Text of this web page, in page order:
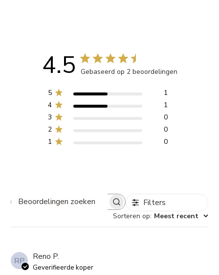
4.5 Gebaseerd op 2 beoordelingen
5
1
4
1
3
0
2
0
1
0
Beoordelingen zoekenFilters
Sorteren op: Meest recent
RP Reno P.
Geverifieerde koper